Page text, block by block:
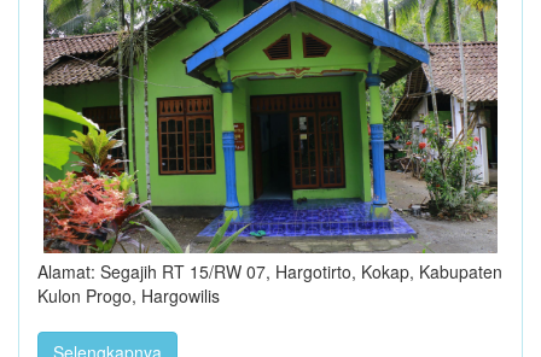
Alamat: Segajih RT 15/RW 07, Hargotirto, Kokap, Kabupaten
Kulon Progo, Hargowilis
Selengkapnya